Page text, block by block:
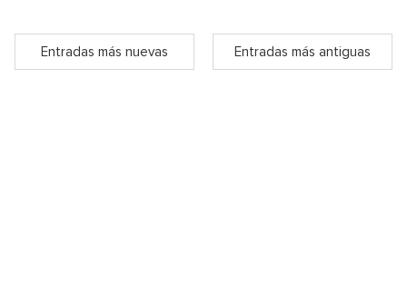
Entradas más nuevas Entradas más antiguas